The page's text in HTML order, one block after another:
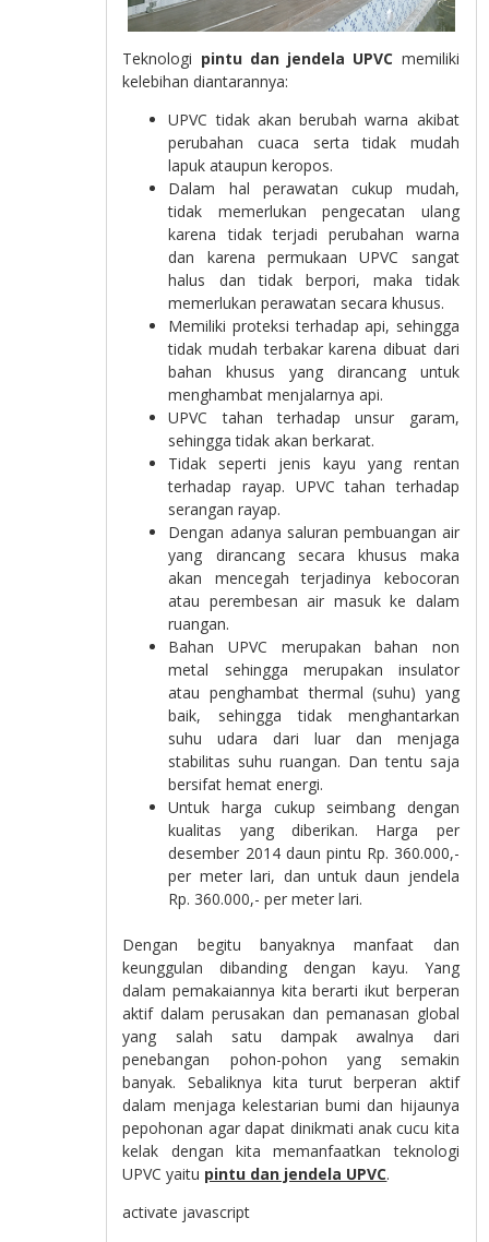
Teknologi pintu dan jendela UPVC memiliki
kelebihan diantarannya:
UPVC tidak akan berubah warna akibat
perubahan cuaca serta tidak mudah
lapuk ataupun keropos.
Dalam hal perawatan cukup mudah,
tidak memerlukan pengecatan ulang
karena tidak terjadi perubahan warna
dan karena permukaan UPVC sangat
halus dan tidak berpori, maka tidak
memerlukan perawatan secara khusus.
Memiliki proteksi terhadap api, sehingga
tidak mudah terbakar karena dibuat dari
bahan khusus yang dirancang untuk
menghambat menjalarnya api.
UPVC tahan terhadap unsur garam,
sehingga tidak akan berkarat.
Tidak seperti jenis kayu yang rentan
terhadap rayap. UPVC tahan terhadap
serangan rayap.
Dengan adanya saluran pembuangan air
yang dirancang secara khusus maka
akan mencegah terjadinya kebocoran
atau perembesan air masuk ke dalam
ruangan.
Bahan UPVC merupakan bahan non
metal sehingga merupakan insulator
atau penghambat thermal (suhu) yang
baik, sehingga tidak menghantarkan
suhu udara dari luar dan menjaga
stabilitas suhu ruangan. Dan tentu saja
bersifat hemat energi.
Untuk harga cukup seimbang dengan
kualitas yang diberikan. Harga per
desember 2014 daun pintu Rp. 360.000,-
per meter lari, dan untuk daun jendela
Rp. 360.000,- per meter lari.
Dengan begitu banyaknya manfaat dan
keunggulan dibanding dengan kayu. Yang
dalam pemakaiannya kita berarti ikut berperan
aktif dalam perusakan dan pemanasan global
yang salah satu dampak awalnya dari
penebangan pohon-pohon yang semakin
banyak. Sebaliknya kita turut berperan aktif
dalam menjaga kelestarian bumi dan hijaunya
pepohonan agar dapat dinikmati anak cucu kita
kelak dengan kita memanfaatkan teknologi
UPVC yaitu pintu dan jendela UPVC.
activate javascript